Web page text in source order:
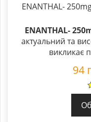
ENANTHAL-
ENANTHAL-
актуальний та
викликає
94